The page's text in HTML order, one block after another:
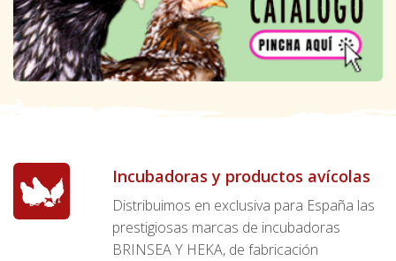
Incubadoras y productos avícolas
Distribuimos en exclusiva para España las
prestigiosas marcas de incubadoras
BRINSEA Y HEKA, de fabricación